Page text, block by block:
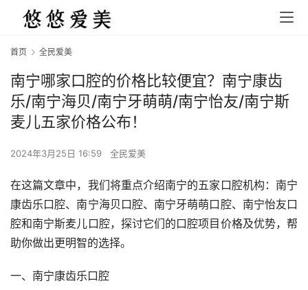
首页 全民爱美
南宁哪家口腔的价格比较便宜？南宁康齿
乐/南宁海贝/南宁牙萌萌/南宁怡友/南宁斯
麦儿五家价格公布！
2024年3月25日 16:59 全民爱美
在这篇文章中，我们将重点介绍南宁的五家口腔机构：南宁
康齿乐口腔、南宁海贝口腔、南宁牙萌萌口腔、南宁怡友口
腔和南宁斯麦儿口腔，探讨它们的口腔项目价格及优势，帮
助你做出更明智的选择。
一、南宁康齿乐口腔